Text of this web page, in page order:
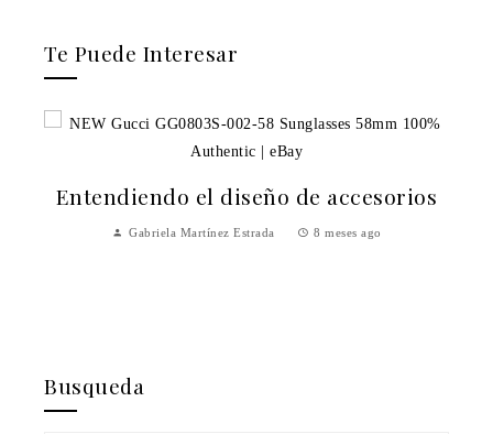
Te Puede Interesar
Entendiendo el diseño de accesorios
Gabriela Martínez Estrada 8 meses ago
Busqueda